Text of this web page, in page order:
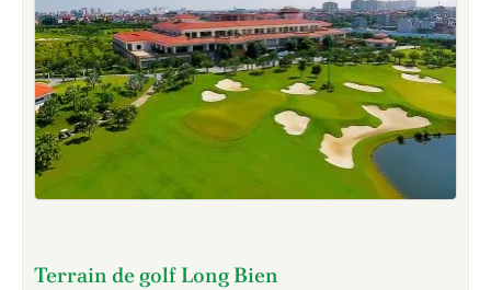
Terrain de golf Long Bien